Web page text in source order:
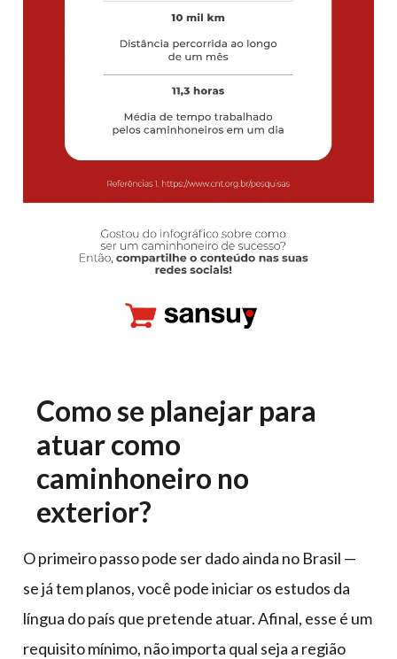
Como se planejar para
atuar como
caminhoneiro no
exterior?
O primeiro passo pode ser dado ainda no Brasil —
se já tem planos, você pode iniciar os estudos da
língua do país que pretende atuar. Afinal, esse é um
requisito mínimo, não importa qual seja a região